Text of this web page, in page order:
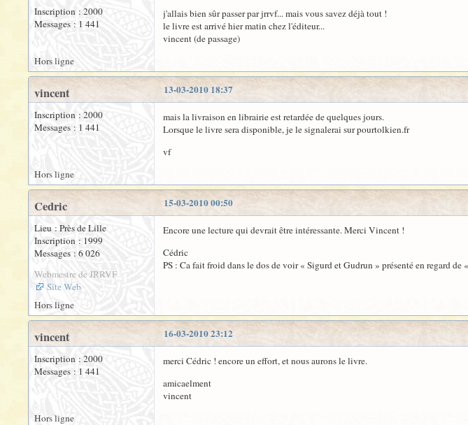
Inscription : 2000
Messages : 1 441
j'allais bien sûr passer par jrrvf... mais vous savez déjà tout !
le livre est arrivé hier matin chez l'éditeur...
vincent (de passage)
Hors ligne
13-03-2010 18:37
vincent
Inscription : 2000
Messages : 1 441
mais la livraison en librairie est retardée de quelques jours.
Lorsque le livre sera disponible, je le signalerai sur pourtolkien.fr
vf
Hors ligne
15-03-2010 00:50
Cedric
Lieu : Près de Lille
Inscription : 1999
Messages : 6 026
Webmestre de JRRVF
Site Web
Encore une lecture qui devrait être intéressante. Merci Vincent !
Cédric
PS : Ca fait froid dans le dos de voir « Sigurd et Gudrun » présenté en regard
Hors ligne
16-03-2010 23:12
vincent
Inscription : 2000
Messages : 1 441
merci Cédric ! encore un effort, et nous aurons le livre.
amicaelment
vincent
Hors ligne